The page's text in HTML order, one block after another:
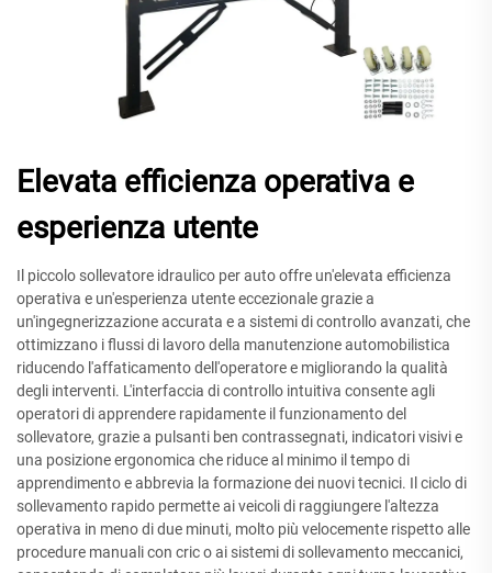
Elevata efficienza operativa e
esperienza utente
Il piccolo sollevatore idraulico per auto offre un'elevata efficienza
operativa e un'esperienza utente eccezionale grazie a
un'ingegnerizzazione accurata e a sistemi di controllo avanzati, che
ottimizzano i flussi di lavoro della manutenzione automobilistica
riducendo l'affaticamento dell'operatore e migliorando la qualità
degli interventi. L'interfaccia di controllo intuitiva consente agli
operatori di apprendere rapidamente il funzionamento del
sollevatore, grazie a pulsanti ben contrassegnati, indicatori visivi e
una posizione ergonomica che riduce al minimo il tempo di
apprendimento e abbrevia la formazione dei nuovi tecnici. Il ciclo di
sollevamento rapido permette ai veicoli di raggiungere l'altezza
operativa in meno di due minuti, molto più velocemente rispetto alle
procedure manuali con cric o ai sistemi di sollevamento meccanici,